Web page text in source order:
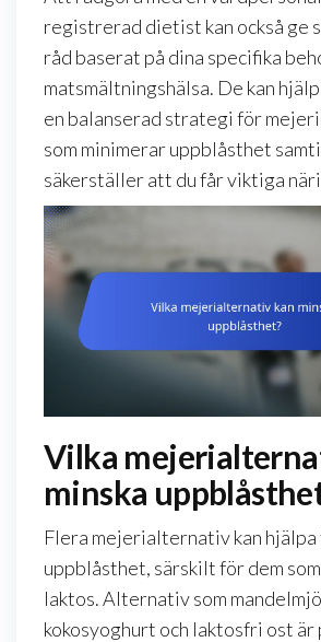
registrerad dietist kan också ge
råd baserat på dina specifika
matsmältningshälsa. De kan
en balanserad strategi för
som minimerar uppblåsthet
säkerställer att du får viktiga
Vilka
minska
Flera mejerialternativ kan
uppblåsthet, särskilt för dem
laktos. Alternativ som
kokosyoghurt och laktosfri ost är